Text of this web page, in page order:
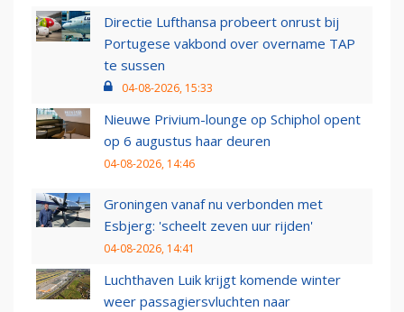
Directie Lufthansa probeert onrust bij
Portugese vakbond over overname TAP
te sussen
04-08-2026, 15:33
Nieuwe Privium-lounge op Schiphol opent
op 6 augustus haar deuren
04-08-2026, 14:46
Groningen vanaf nu verbonden met
Esbjerg: 'scheelt zeven uur rijden'
04-08-2026, 14:41
Luchthaven Luik krijgt komende winter
weer passagiersvluchten naar